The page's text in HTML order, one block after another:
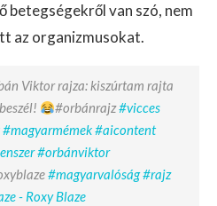
betegségekről van szó, nem
az organizmusokat.
Viktor rajza: kiszúrtam rajta
#orbánrajz#vicces
#magyarmémek#aicontent
#orbánviktor
#magyarvalóság#rajz
- Roxy Blaze